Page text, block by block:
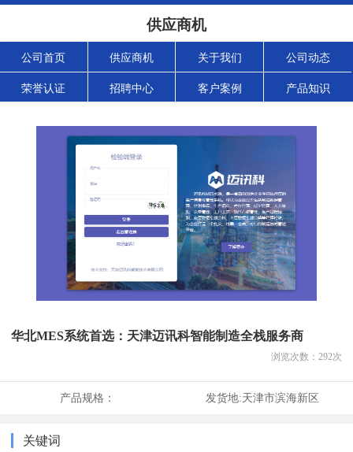
供应商机
公司首页 供应商机 关于我们 公司动态
荣誉认证 招聘中心 客户案例 产品知识
华北MES系统首选：天津迈讯科智能制造全栈服务商
浏览次数： 292次
产品规格： 发货地:天津市滨海新区
关键词